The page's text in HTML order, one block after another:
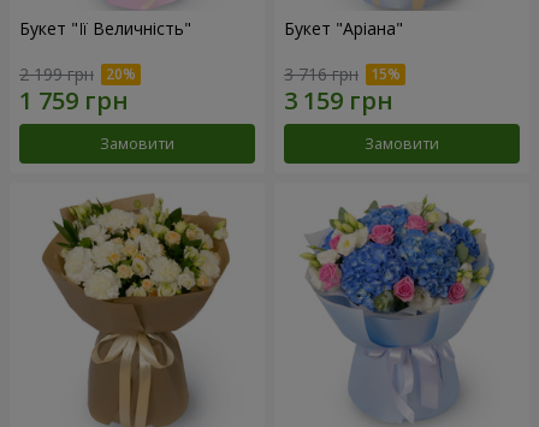
Букет "Її Величність"
2 199 грн
Замовити
Букет "Аріана"
3 716 грн
Замовити